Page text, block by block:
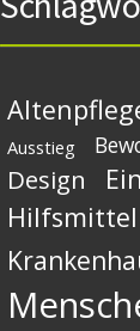
Ausstieg
Design
Hilfsmittel